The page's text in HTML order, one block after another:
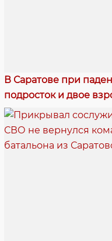
В Саратове при
подросток и двое